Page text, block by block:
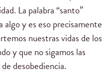
La palabra “santo”
algo y es eso precisamente
nuestras vidas de los
y que no sigamos las
desobediencia.